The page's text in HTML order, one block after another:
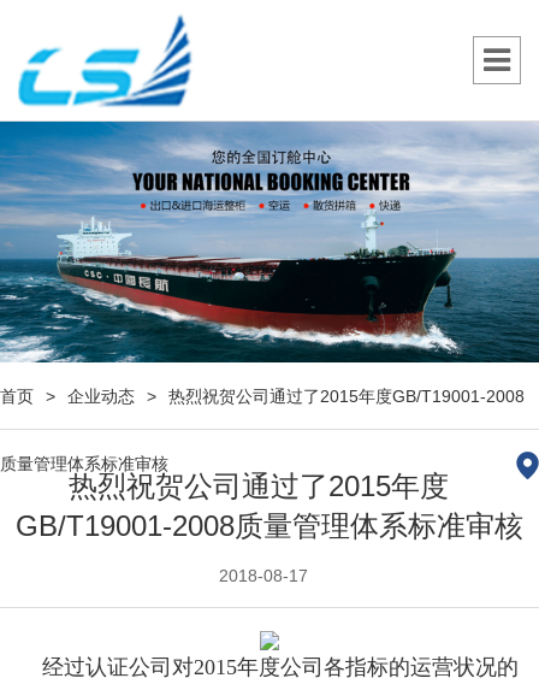
首页 > 企业动态 > 热烈祝贺公司通过了2015年度GB/T19001-2008
质量管理体系标准审核
热烈祝贺公司通过了2015年度
GB/T19001-2008质量管理体系标准审核
2018-08-17
经过认证公司对2015年度公司各指标的运营状况的